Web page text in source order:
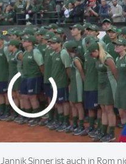
Jannik Sinner ist auch in Rom